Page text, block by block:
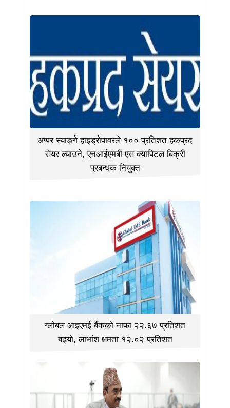
अप्पर स्याङ्गे हाइड्रोपावरले १०० प्रतिशत हकप्रद
सेयर ल्याउने, एनआईएमबी एस क्यापिटल बिक्री
प्रबन्धक नियुक्त
ग्लोबल आइएमई बैंकको नाफा २२.६७ प्रतिशत
बढ्यो, लाभांश क्षमता १२.०२ प्रतिशत